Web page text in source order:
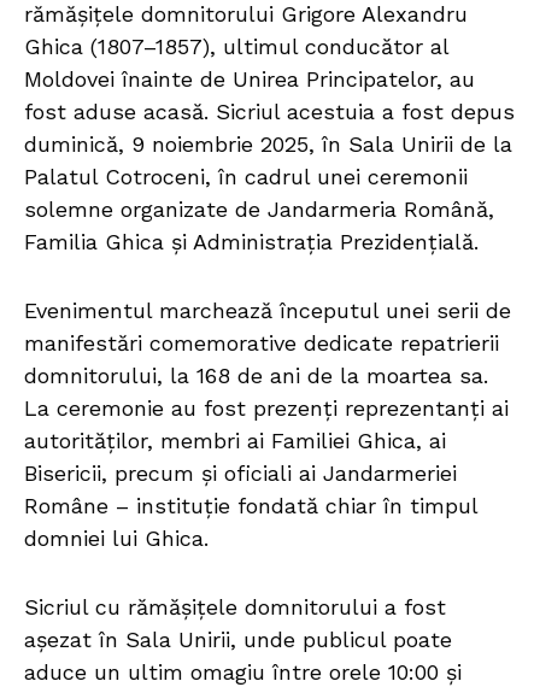
rămășițele domnitorului Grigore Alexandru
Ghica (1807–1857), ultimul conducător al
Moldovei înainte de Unirea Principatelor, au
fost aduse acasă. Sicriul acestuia a fost depus
duminică, 9 noiembrie 2025, în Sala Unirii de la
Palatul Cotroceni, în cadrul unei ceremonii
solemne organizate de Jandarmeria Română,
Familia Ghica și Administrația Prezidențială.
Evenimentul marchează începutul unei serii de
manifestări comemorative dedicate repatrierii
domnitorului, la 168 de ani de la moartea sa.
La ceremonie au fost prezenți reprezentanți ai
autorităților, membri ai Familiei Ghica, ai
Bisericii, precum și oficiali ai Jandarmeriei
Române – instituție fondată chiar în timpul
domniei lui Ghica.
Sicriul cu rămășițele domnitorului a fost
așezat în Sala Unirii, unde publicul poate
aduce un ultim omagiu între orele 10:00 și